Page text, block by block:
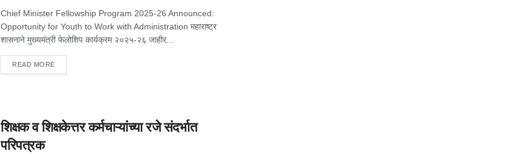
Chief Minister Fellowship Program 2025-26 Announced:
Opportunity for Youth to Work with Administration महाराष्ट्र
शासनाने मुख्यमंत्री फेलोशिप कार्यक्रम २०२५-२६ जाहीर...
READ MOREDETAILS
शिक्षक व शिक्षकेत्तर कर्मचाऱ्यांच्या रजे संदर्भात
परिपत्रक